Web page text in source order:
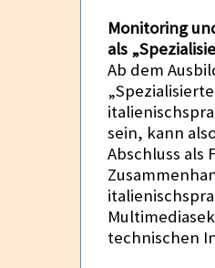
Monitoring
als
Ab dem
sein, kann
Abschluss als
technischen